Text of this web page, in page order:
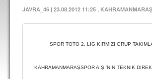
TRANSFERLER
DEPLASMAN
JAVRA_46 | 23.08.2012 11:25 , KAHRAMANMARAŞ
SPOR TOTO 2. LIG KIRMIZI GRUP
KAHRAMANMARAŞSPOR A.Ş.'NIN TEKNIK